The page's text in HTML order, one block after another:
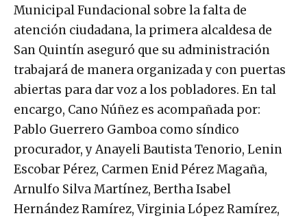
Municipal Fundacional sobre la falta de
atención ciudadana, la primera alcaldesa de
San Quintín aseguró que su administración
trabajará de manera organizada y con puertas
abiertas para dar voz a los pobladores. En tal
encargo, Cano Núñez es acompañada por:
Pablo Guerrero Gamboa como síndico
procurador, y Anayeli Bautista Tenorio, Lenin
Escobar Pérez, Carmen Enid Pérez Magaña,
Arnulfo Silva Martínez, Bertha Isabel
Hernández Ramírez, Virginia López Ramírez,